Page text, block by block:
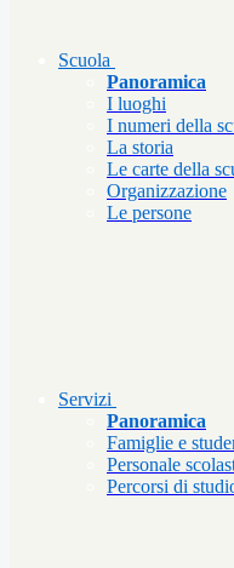
Scuola
Panoramica
I luoghi
I numeri della
La storia
Le carte della
Organizzazione
Le persone
Servizi
Panoramica
Famiglie e
Personale
Percorsi di